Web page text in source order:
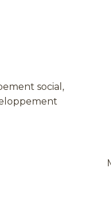
social,